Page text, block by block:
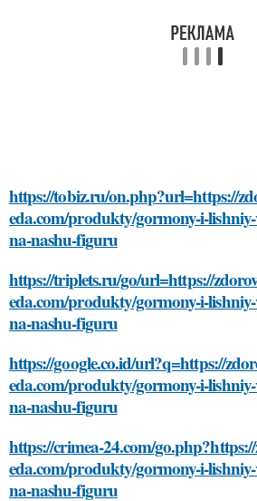
https://tobiz.ru/on.php?url=https://
eda.com/produkty/gormony-i-
na-nashu-figuru
https://triplets.ru/go/url=https://
eda.com/produkty/gormony-i-
na-nashu-figuru
https://google.co.id/url?q=https://
eda.com/produkty/gormony-i-
na-nashu-figuru
https://crimea-24.com/
eda.com/produkty/gormony-i-
na-nashu-figuru